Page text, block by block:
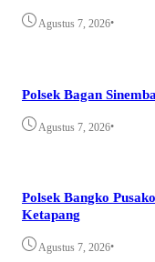
Agustus 7, 2026•
Polsek Bagan
Agustus 7, 2026•
Polsek Bangko
Ketapang
Agustus 7, 2026•